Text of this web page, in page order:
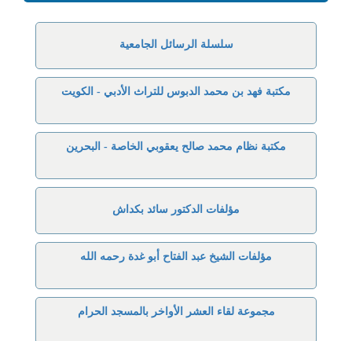
سلسلة الرسائل الجامعية
مكتبة فهد بن محمد الدبوس للتراث الأدبي - الكويت
مكتبة نظام محمد صالح يعقوبي الخاصة - البحرين
مؤلفات الدكتور سائد بكداش
مؤلفات الشيخ عبد الفتاح أبو غدة رحمه الله
مجموعة لقاء العشر الأواخر بالمسجد الحرام